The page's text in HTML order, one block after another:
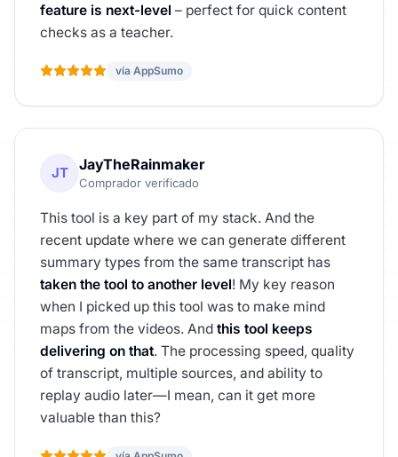
feature is next-level – perfect for quick content
checks as a teacher.
vía AppSumo
JT JayTheRainmaker
Comprador verificado
This tool is a key part of my stack. And the
recent update where we can generate different
summary types from the same transcript has
taken the tool to another level! My key reason
when I picked up this tool was to make mind
maps from the videos. And this tool keeps
delivering on that. The processing speed, quality
of transcript, multiple sources, and ability to
replay audio later—I mean, can it get more
valuable than this?